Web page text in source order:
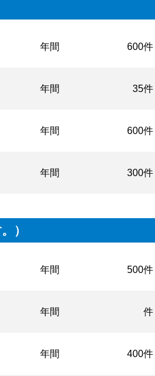
年間 600件
年間 35件
年間 600件
年間 300件
）
年間 500件
年間 件
年間 400件